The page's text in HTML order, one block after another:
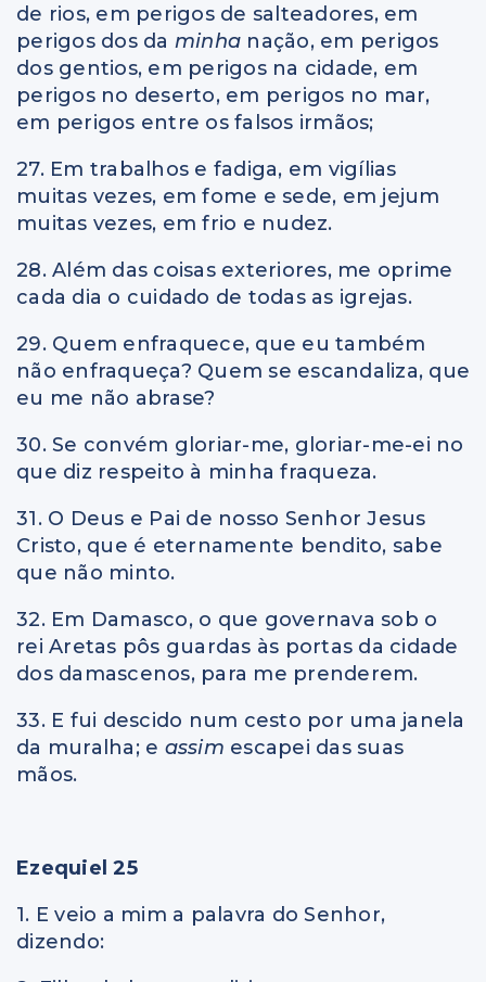
de rios, em perigos de salteadores, em
perigos dos da minha nação, em perigos
dos gentios, em perigos na cidade, em
perigos no deserto, em perigos no mar,
em perigos entre os falsos irmãos;
27. Em trabalhos e fadiga, em vigílias
muitas vezes, em fome e sede, em jejum
muitas vezes, em frio e nudez.
28. Além das coisas exteriores, me oprime
cada dia o cuidado de todas as igrejas.
29. Quem enfraquece, que eu também
não enfraqueça? Quem se escandaliza, que
eu me não abrase?
30. Se convém gloriar-me, gloriar-me-ei no
que diz respeito à minha fraqueza.
31. O Deus e Pai de nosso Senhor Jesus
Cristo, que é eternamente bendito, sabe
que não minto.
32. Em Damasco, o que governava sob o
rei Aretas pôs guardas às portas da cidade
dos damascenos, para me prenderem.
33. E fui descido num cesto por uma janela
da muralha; e assim escapei das suas
mãos.
Ezequiel 25
1. E veio a mim a palavra do Senhor,
dizendo: